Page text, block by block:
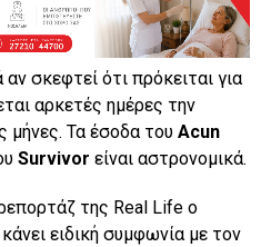
σκεφτεί ότι πρόκειται για
αρκετές ημέρες την
μήνες. Τα έσοδα του Αcun
Survivor είναι αστρονομικά.
της Real Life ο
ειδική συμφωνία με τον